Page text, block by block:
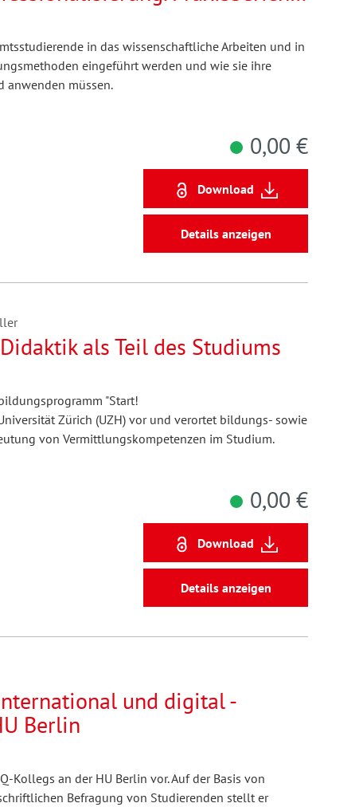
Lehrsetting im Rahmen der
in das wissenschaftliche Arbeiten und in
eingeführt werden und wie sie ihre
anwenden müssen.
0,00 €
Download
Details anzeigen
als Teil des Studiums
"Start!
Zürich (UZH) vor und verortet bildungs- sowie
von Vermittlungskompetenzen im Studium.
0,00 €
Download
Details anzeigen
und digital -
Berlin
Kollegs an der HU Berlin vor. Auf der Basis von
Befragung von Studierenden stellt er